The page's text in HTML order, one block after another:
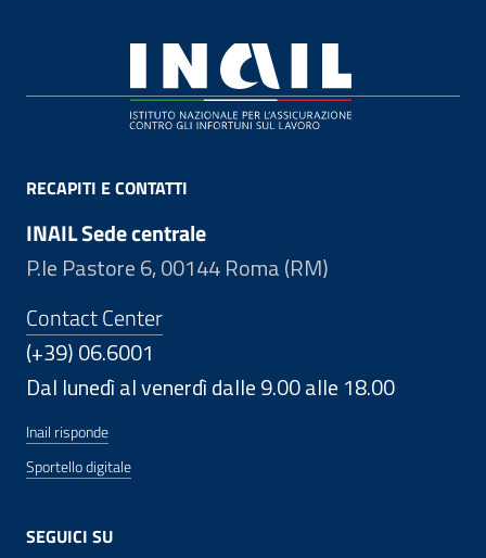
RECAPITI E CONTATTI
INAIL Sede centrale
P.le Pastore 6, 00144 Roma (RM)
Contact Center
(+39) 06.6001
Dal lunedì al venerdì dalle 9.00 alle 18.00
Inail risponde
Sportello digitale
SEGUICI SU